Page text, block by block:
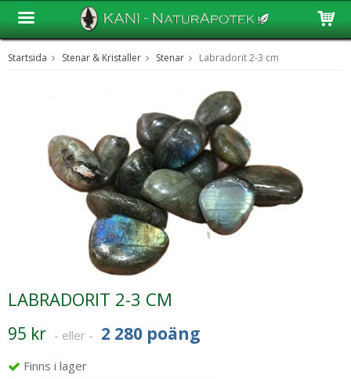
Startsida Stenar & Kristaller Stenar Labradorit 2-3 cm
LABRADORIT 2-3 CM
95 kr - eller - 2 280 poäng
Finns i lager